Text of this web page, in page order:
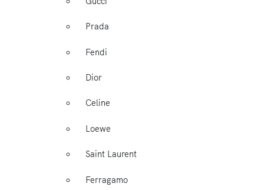
Prada
Fendi
Dior
Celine
Loewe
Saint Laurent
Ferragamo